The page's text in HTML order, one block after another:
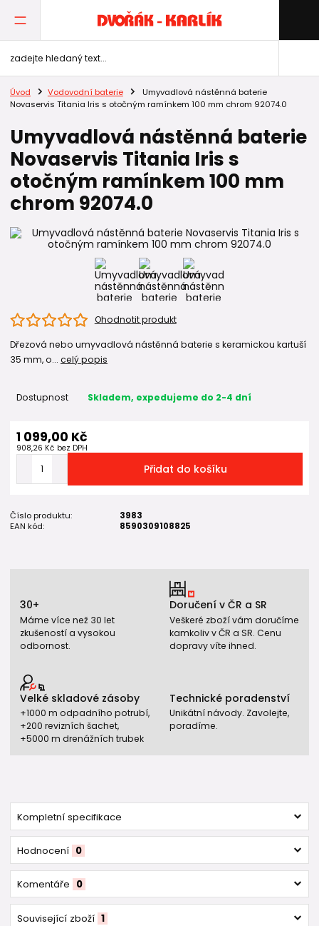
Úvod Vodovodní baterie
Umyvadlová nástěnná baterie
Novaservis Titania Iris s otočným ramínkem 100 mm chrom 92074.0
Umyvadlová nástěnná baterie
Novaservis Titania Iris s
otočným ramínkem 100 mm
chrom 92074.0
Ohodnotit produkt
Dřezová nebo umyvadlová nástěnná baterie s keramickou kartuší
35 mm, o... celý popis
Dostupnost Skladem, expedujeme do 2-4 dní
1 099,00 Kč
908,26 Kč bez DPH
Přidat do košíku
Číslo produktu:
3983
EAN kód:
8590309108825
30+
Máme více než 30 let
zkušeností a vysokou
odbornost.
Doručení v ČR a SR
Veškeré zboží vám doručíme
kamkoliv v ČR a SR. Cenu
dopravy víte ihned.
Velké skladové zásoby
+1000 m odpadního potrubí,
+200 revizních šachet,
+5000 m drenážních trubek
Technické poradenství
Unikátní návody. Zavolejte,
poradíme.
Kompletní specifikace
Hodnocení 0
Komentáře 0
Související zboží 1